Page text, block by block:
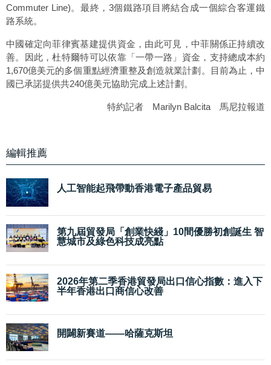
Commuter Line)。最終，3個鐵路項目將結合成一個綜合客運鐵
路系統。
中國確定向菲律賓基建提供資金，由此可見，中菲關係正持續改
善。因此，杜特爾特可以依靠「一帶一路」資金，支持總成本約
1,670億美元的多個重點經濟重整及創造就業計劃。目前為止，中
國已承諾提供共240億美元協助完成上述計劃。
特約記者 Marilyn Balcita 馬尼拉報道
編輯推薦
人工智能起飛帶動香港電子產品貿易
第九屆貿發局「創業快綫」10間優勝初創誕生 智
慧城市及綠色科技成亮點
2026年第二季香港貿發局出口信心指數：進入下
半年香港出口商信心改善
開闢新賽道——哈薩克斯坦